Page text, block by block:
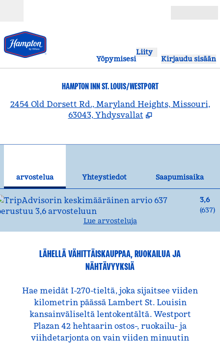
Yöpymisesi
Liity
Kirjaudu sisään
HAMPTON INN ST. LOUIS/WESTPORT
2454 Old Dorsett Rd., Maryland Heights, Missouri,
63043, Yhdysvallat
arvostelua Yhteystiedot
Saapumisaika
3,6
(637)
Lue arvosteluja
LÄHELLÄ VÄHITTÄISKAUPPAA, RUOKAILUA JA
NÄHTÄVYYKSIÄ
Hae meidät I-270-tieltä, joka sijaitsee viiden
kilometrin päässä Lambert St. Louisin
kansainväliseltä lentokentältä. Westport
Plazan 42 hehtaarin ostos-, ruokailu- ja
viihdetarjonta on vain viiden minuutin